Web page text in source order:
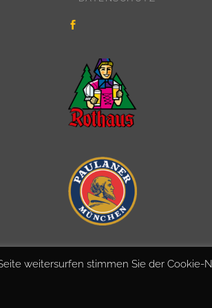
weitersurfen stimmen Sie der Cookie-